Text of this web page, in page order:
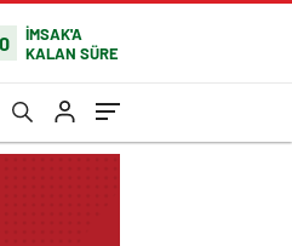
İMSAK'A
KALAN SÜRE